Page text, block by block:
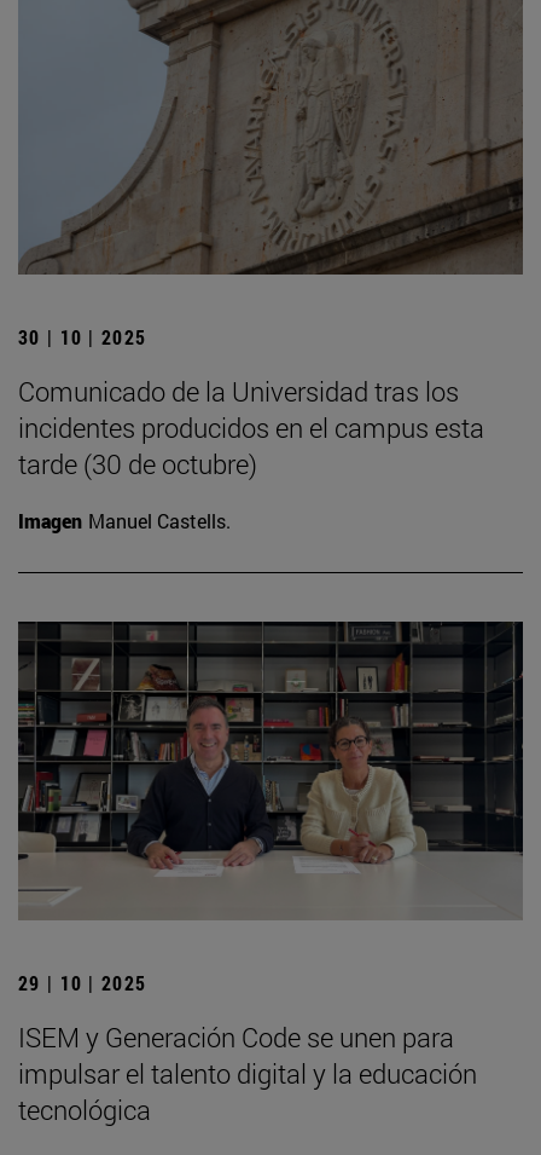
30 | 10 | 2025
Comunicado de la Universidad tras los
incidentes producidos en el campus esta
tarde (30 de octubre)
Imagen Manuel Castells.
29 | 10 | 2025
ISEM y Generación Code se unen para
impulsar el talento digital y la educación
tecnológica